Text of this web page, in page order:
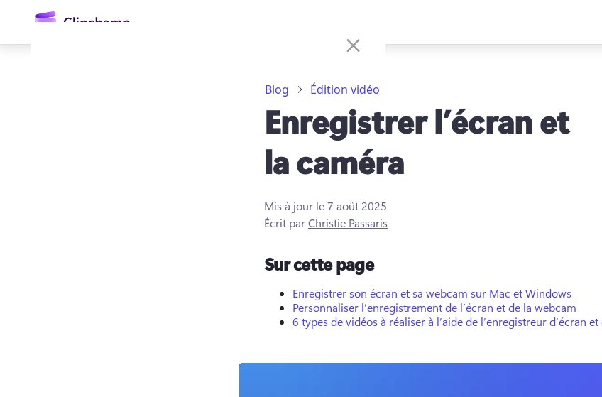
principal
Blog Édition vidéo
Enregistrer l’écran et
la caméra
Mis à jour le7 août 2025
Écrit parChristie Passaris
Sur cette page
Enregistrer son écran et sa webcam sur Mac et Windows
Personnaliser l’enregistrement de l’écran et de la webcam
6 types de vidéos à réaliser à l’aide de l’enregistreur d’écran